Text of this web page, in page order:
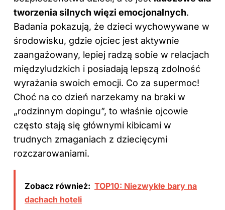
tworzenia silnych więzi emocjonalnych.
Badania pokazują, że dzieci wychowywane w
środowisku, gdzie ojciec jest aktywnie
zaangażowany, lepiej radzą sobie w relacjach
międzyludzkich i posiadają lepszą zdolność
wyrażania swoich emocji. Co za supermoc!
Choć na co dzień narzekamy na braki w
„rodzinnym dopingu”, to właśnie ojcowie
często stają się głównymi kibicami w
trudnych zmaganiach z dziecięcymi
rozczarowaniami.
Zobacz również: TOP10: Niezwykłe bary na
dachach hoteli